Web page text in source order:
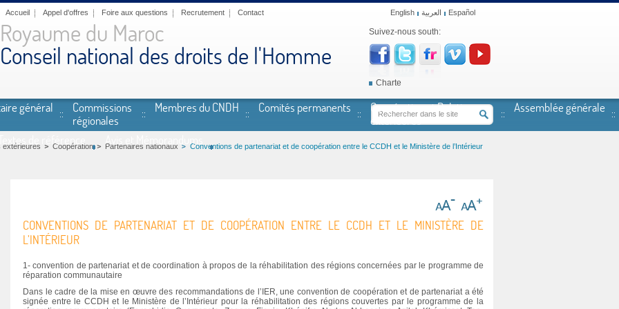
Accueil Appel d'offres Foire aux questions Recrutement Contact English العربية Español
Royaume du Maroc
Conseil national des droits de l'Homme
Suivez-nous south:
Charte
général
Commissions
régionales
Membres du CNDH Comités permanents
Coopération et Relations
extérieures
Assemblée générale
Textes de référence
extérieures Coopération Partenaires nationaux Conventions de partenariat et de coopération entre le CCDH et le Ministère de l’Intérieur
CONVENTIONS DE PARTENARIAT ET DE COOPÉRATION ENTRE LE CCDH ET LE MINISTÈRE DE
L’INTÉRIEUR
1- convention de partenariat et de coordination à propos de la réhabilitation des régions concernées par le programme de
réparation communautaire
Dans le cadre de la mise en œuvre des recommandations de l’IER, une convention de coopération et de partenariat a été
signée entre le CCDH et le Ministère de l’Intérieur pour la réhabilitation des régions couvertes par le programme de la